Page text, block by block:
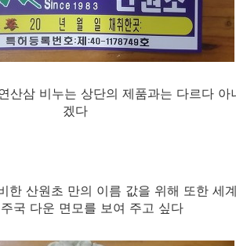
산삼 비누는 상단의 제품과는 다르다 아
겠다
한 산원초 만의 이름 값을 위해 또한 세
국 다운 면모를 보여 주고 싶다